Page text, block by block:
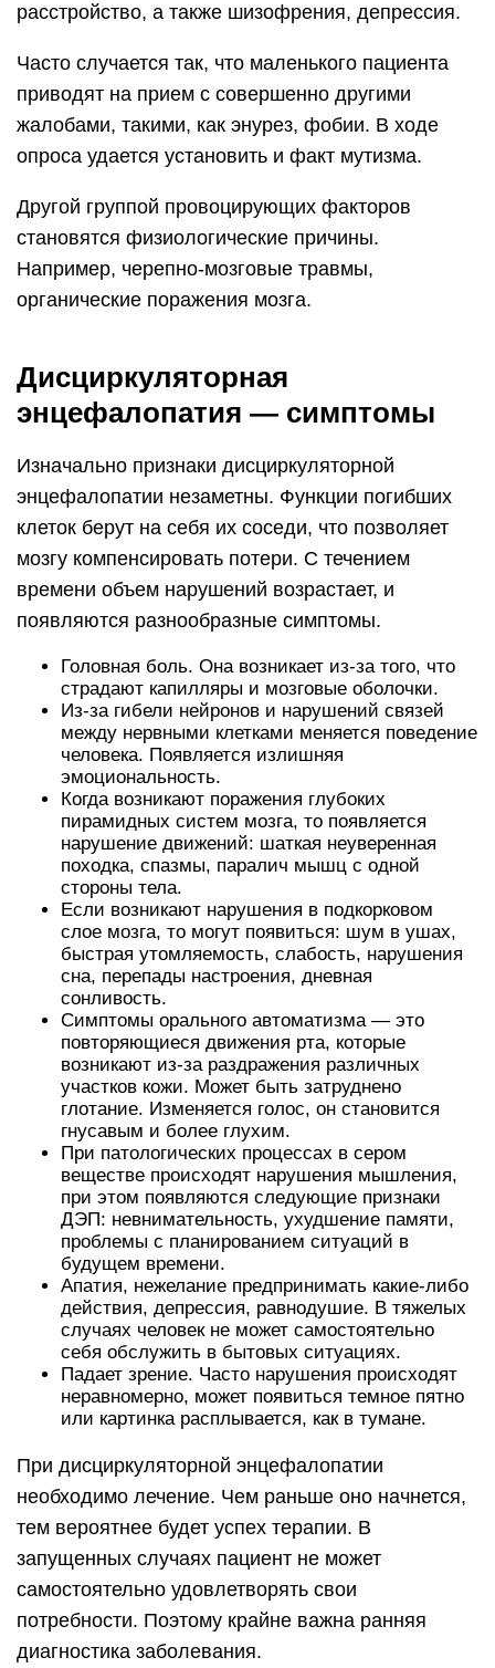
расстройство, а также шизофрения, депрессия.
Часто случается так, что маленького пациента
приводят на прием с совершенно другими
жалобами, такими, как энурез, фобии. В ходе
опроса удается установить и факт мутизма.
Другой группой провоцирующих факторов
становятся физиологические причины.
Например, черепно-мозговые травмы,
органические поражения мозга.
Дисциркуляторная
энцефалопатия — симптомы
Изначально признаки дисциркуляторной
энцефалопатии незаметны. Функции погибших
клеток берут на себя их соседи, что позволяет
мозгу компенсировать потери. С течением
времени объем нарушений возрастает, и
появляются разнообразные симптомы.
Головная боль. Она возникает из-за того, что
страдают капилляры и мозговые оболочки.
Из-за гибели нейронов и нарушений связей
между нервными клетками меняется поведение
человека. Появляется излишняя
эмоциональность.
Когда возникают поражения глубоких
пирамидных систем мозга, то появляется
нарушение движений: шаткая неуверенная
походка, спазмы, паралич мышц с одной
стороны тела.
Если возникают нарушения в подкорковом
слое мозга, то могут появиться: шум в ушах,
быстрая утомляемость, слабость, нарушения
сна, перепады настроения, дневная
сонливость.
Симптомы орального автоматизма — это
повторяющиеся движения рта, которые
возникают из-за раздражения различных
участков кожи. Может быть затруднено
глотание. Изменяется голос, он становится
гнусавым и более глухим.
При патологических процессах в сером
веществе происходят нарушения мышления,
при этом появляются следующие признаки
ДЭП: невнимательность, ухудшение памяти,
проблемы с планированием ситуаций в
будущем времени.
Апатия, нежелание предпринимать какие-либо
действия, депрессия, равнодушие. В тяжелых
случаях человек не может самостоятельно
себя обслужить в бытовых ситуациях.
Падает зрение. Часто нарушения происходят
неравномерно, может появиться темное пятно
или картинка расплывается, как в тумане.
При дисциркуляторной энцефалопатии
необходимо лечение. Чем раньше оно начнется,
тем вероятнее будет успех терапии. В
запущенных случаях пациент не может
самостоятельно удовлетворять свои
потребности. Поэтому крайне важна ранняя
диагностика заболевания.